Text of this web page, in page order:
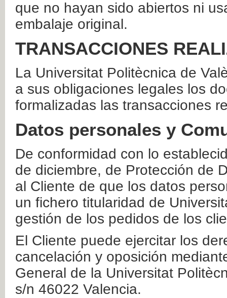
que no hayan sido abiertos ni
embalaje original.
TRANSACCIONES
La Universitat Politècnica de
a sus obligaciones legales los
formalizadas las transacciones
Datos personales y
De conformidad con lo
de diciembre, de Protección de
al Cliente de que los datos
un fichero titularidad de
gestión de los pedidos de los
El Cliente puede ejercitar los
cancelación y oposición
General de la Universitat
s/n 46022 Valencia.